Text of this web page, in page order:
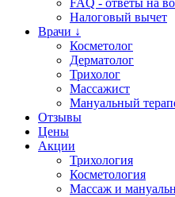
FAQ - ответы на
Налоговый вычет
Врачи ↓
Косметолог
Дерматолог
Трихолог
Массажист
Мануальный
Отзывы
Цены
Акции
Трихология
Косметология
Массаж и